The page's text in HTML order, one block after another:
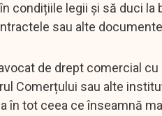
condițiile legii și să duci
sau alte
de drept comercial
Comerțului sau alte
în tot ceea ce înseamnă